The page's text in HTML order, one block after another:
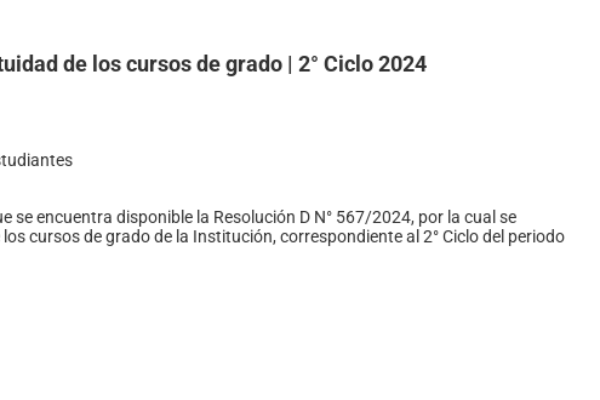
de los cursos de grado | 2° Ciclo 2024
encuentra disponible la Resolución D N° 567/2024, por la cual se
cursos de grado de la Institución, correspondiente al 2° Ciclo del periodo